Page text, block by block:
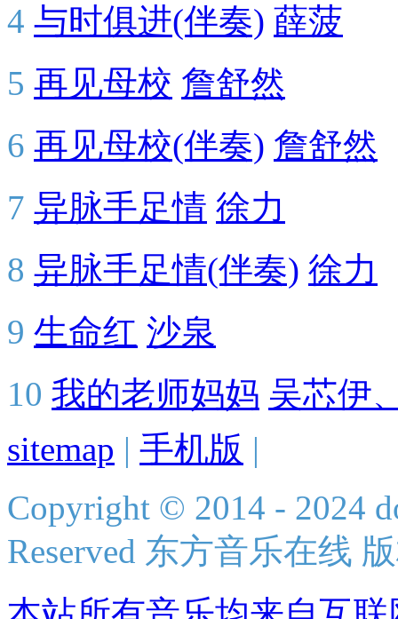
4 与时俱进(伴奏) 薛菠
5 再见母校 詹舒然
6 再见母校(伴奏) 詹舒然
7 异脉手足情 徐力
8 异脉手足情(伴奏) 徐力
9 生命红 沙泉
10 我的老师妈妈 吴芯伊
sitemap | 手机版 |
Copyright © 2014 - 2024
Reserved 东方音乐在线